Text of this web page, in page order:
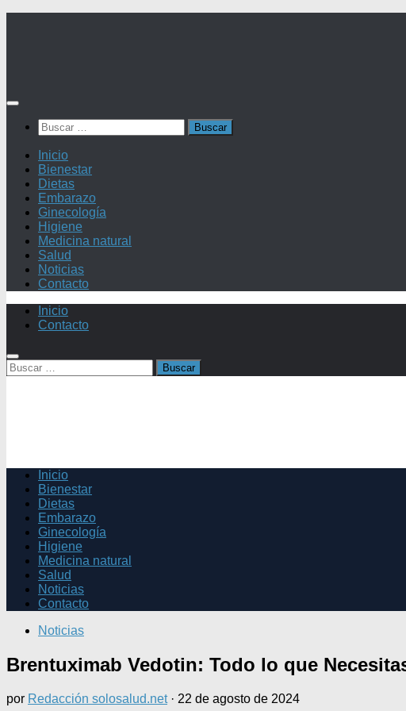
Buscar:
Inicio
Bienestar
Dietas
Embarazo
Ginecología
Higiene
Medicina natural
Salud
Noticias
Contacto
Inicio
Contacto
Buscar:
Inicio
Bienestar
Dietas
Embarazo
Ginecología
Higiene
Medicina natural
Salud
Noticias
Contacto
Noticias
Brentuximab Vedotin: Todo lo que
por Redacción solosalud.net · 22 de agosto de 2024